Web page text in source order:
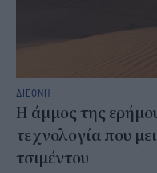
ΔΙΕΘΝΗ
Η άμμος της
τεχνολογία που
τσιμέντου